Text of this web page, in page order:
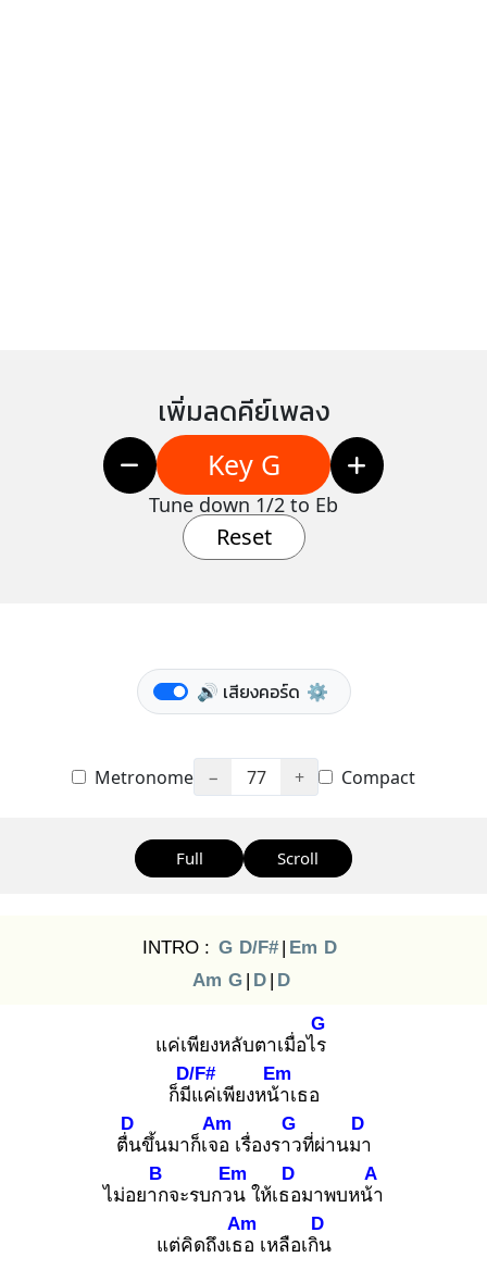
เพิ่มลดคีย์เพลง
Key G
Tune down 1/2 to Eb
Reset
🔊 เสียงคอร์ด ⚙️
Metronome − 77 + Compact
Full Scroll
INTRO : G D/F# | Em D
Am G | D | D
แค่เพียงหลับตาเมื่อไร
G
ก็มีแ
D/F#
ค่เพียงหน้า
Em
เธอ
ตื่น
D
ขึ้นมาก็เจอ
Am
เรื่องราว
G
ที่ผ่านมา
D
ไม่อยาก
B
จะรบกวน
Em
ให้เธอ
D
มาพบหน้า
A
แต่คิดถึงเธอ
Am
เหลือเกิน
D